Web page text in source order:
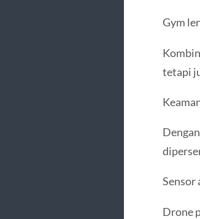
Gym
tetapi
Sensor
Drone